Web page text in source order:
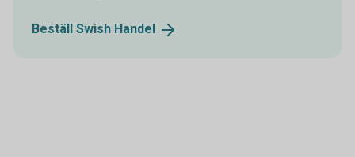
Beställ Swish Handel